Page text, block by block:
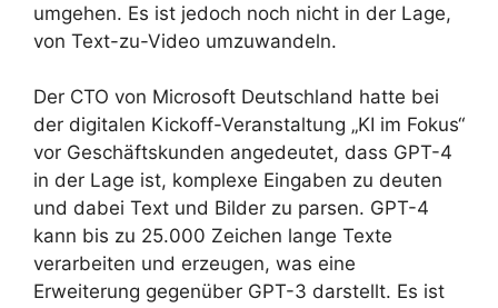
umgehen. Es ist jedoch noch nicht in der Lage,
von Text-zu-Video umzuwandeln.
Der CTO von Microsoft Deutschland hatte bei
der digitalen Kickoff-Veranstaltung „KI im Fokus“
vor Geschäftskunden angedeutet, dass GPT-4
in der Lage ist, komplexe Eingaben zu deuten
und dabei Text und Bilder zu parsen. GPT-4
kann bis zu 25.000 Zeichen lange Texte
verarbeiten und erzeugen, was eine
Erweiterung gegenüber GPT-3 darstellt. Es ist